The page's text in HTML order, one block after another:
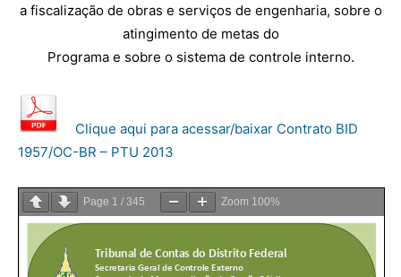
a fiscalização de obras e serviços de engenharia, sobre o
atingimento de metas do
Programa e sobre o sistema de controle interno.
Clique aqui para acessar/baixar Contrato BID
1957/OC-BR – PTU 2013
Page 1 / 345 Zoom 100%